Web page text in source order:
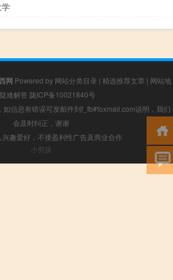
网 Powered by 网站分类目录 | 精选推荐文章 | 网站地
疑难解答 陇ICP备10021840号
如信息有错误可发邮件到f_fb#foxmail.com说明，我们
会及时纠正，谢谢
趣爱好，不接盈利性广告及商业合作
小男孩